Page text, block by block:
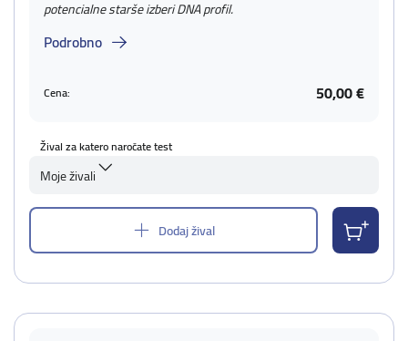
potencialne starše izberi DNA profil.
Podrobno
Cena: 50,00 €
Žival za katero naročate test
Moje živali
Dodaj žival